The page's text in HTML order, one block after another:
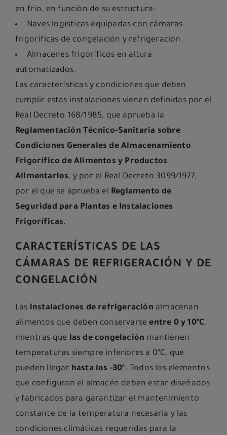
en frío, en función de su estructura:
Naves logísticas equipadas con cámaras
frigoríficas de congelación y refrigeración.
Almacenes frigoríficos en altura
automatizados.
Las características y condiciones que deben
cumplir estas instalaciones vienen definidas por el
Real Decreto 168/1985, que aprueba la
Reglamentación Técnico-Sanitaria sobre
Condiciones Generales de Almacenamiento
Frigorífico de Alimentos y Productos
Alimentarios, y por el Real Decreto 3099/1977,
por el que se aprueba el Reglamento de
Seguridad para Plantas e Instalaciones
Frigoríficas.
CARACTERÍSTICAS DE LAS
CÁMARAS DE REFRIGERACIÓN Y DE
CONGELACIÓN
Las instalaciones de refrigeración almacenan
alimentos que deben conservarseentre 0 y 10ºC,
mientras que las de congelación mantienen
temperaturas siempre inferiores a 0ºC, que
pueden llegar hasta los -30º. Todos los elementos
que configuran el almacén deben estar diseñados
y fabricados para garantizar el mantenimiento
constante de la temperatura necesaria y las
condiciones climáticas requeridas para la